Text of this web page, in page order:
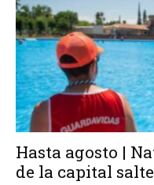
Hasta agosto |
de la capital